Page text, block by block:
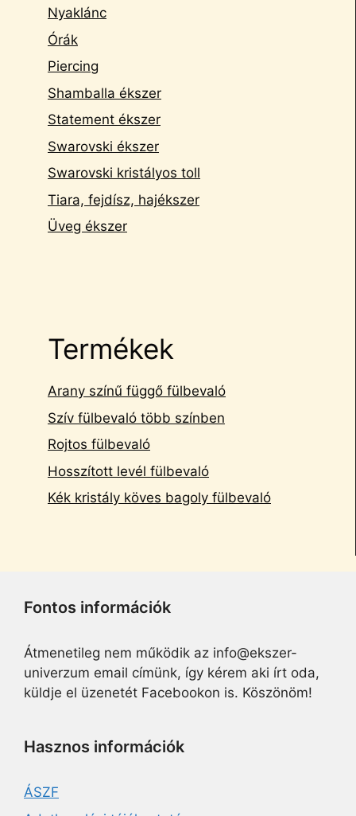
Nyaklánc
Órák
Piercing
Shamballa ékszer
Statement ékszer
Swarovski ékszer
Swarovski kristályos toll
Tiara, fejdísz, hajékszer
Üveg ékszer
Termékek
Arany színű függő fülbevaló
Szív fülbevaló több színben
Rojtos fülbevaló
Hosszított levél fülbevaló
Kék kristály köves bagoly fülbevaló
Fontos információk
Átmenetileg nem működik az info@ekszer-
univerzum email címünk, így kérem aki írt oda,
küldje el üzenetét Facebookon is. Köszönöm!
Hasznos információk
ÁSZF